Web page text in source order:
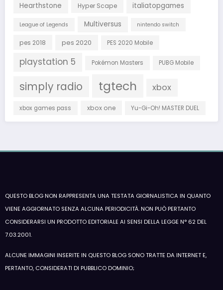
Hearthstone Hyper Scape italiatopgames
League of Legends Multiversus nintendo switch
pes 2018 pes 2020 PES 2020 Mobile
playstation 5 Pokémon Masters PUBG Mobile
simply radio tgtech xbox
xbox games pass xbox one Yu-Gi-Oh! MASTER DUEL
QUESTO BLOG NON RAPPRESENTA UNA TESTATA GIORNALISTICA IN QUANTO
VIENE AGGIORNATO SENZA ALCUNA PERIODICITÀ. NON PUÒ PERTANTO
CONSIDERARSI UN PRODOTTO EDITORIALE AI SENSI DELLA LEGGE N° 62 DEL
7.03.2001.
ALCUNE IMMAGINI INSERITE IN QUESTO BLOG SONO TRATTE DA INTERNET E,
PERTANTO, CONSIDERATI DI PUBBLICO DOMINIO;